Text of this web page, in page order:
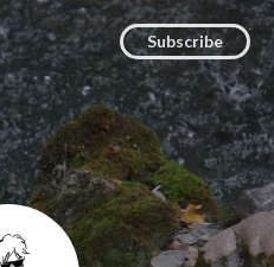
Subscribe